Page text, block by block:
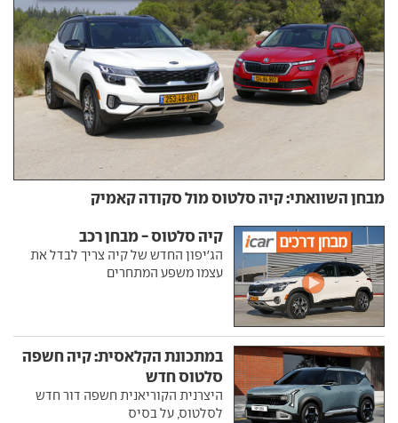
מבחן השוואתי: קיה סלטוס מול סקודה קאמיק
קיה סלטוס - מבחן רכב
הג'יפון החדש של קיה צריך לבדל את
עצמו משפע המתחרים
במתכונת הקלאסית: קיה חשפה
סלטוס חדש
היצרנית הקוריאנית חשפה דור חדש
לסלטוס, על בסיס